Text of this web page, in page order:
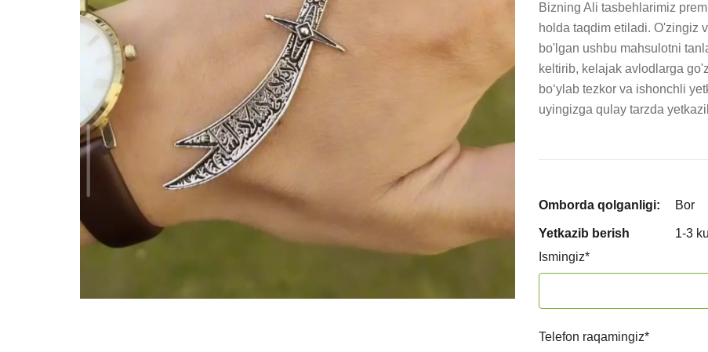
Bizning Ali tasbehlarimiz
holda taqdim etiladi. O'zingiz
bo'lgan ushbu mahsulotni
keltirib, kelajak avlodlarga
boʻylab tezkor va ishonchli
uyingizga qulay tarzda
Omborda qolganligi: Bor
Yetkazib berish
1-3
Ismingiz*
Telefon raqamingiz*